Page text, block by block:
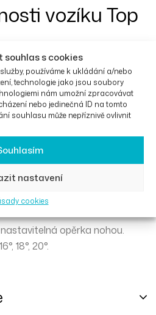
souhlas s cookies
používáme k ukládání a/nebo
technologie jako jsou soubory
nám umožní zpracovávat
nebo jedinečná ID na tomto
souhlasu může nepříznivě ovlivnit
nastavení
cookies
vozíku Top
nylonové čalounění
opěrka.
pokud je vyšší než 30 cm).
zadní kola s hliníkovými,
ráfky.
kolečko proti převrácení
opěrka nohou.
18°, 20°.